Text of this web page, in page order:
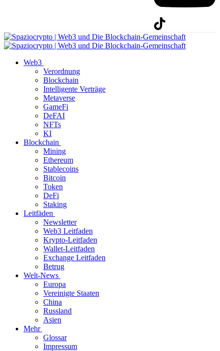
Web3
Verordnung
Blockchain
Intelligente Verträge
Metaverse
GameFi
DeFAI
NFTs
KI
Blockchain
Mining
Ethereum
Stablecoins
Bitcoin
Token
DeFi
Staking
Leitfäden
Newsletter
Web3 Leitfaden
Krypto-Leitfaden
Wallet-Leitfaden
Exchange Leitfaden
Betrug
Welt-News
Europa
Vereinigte Staaten
China
Russland
Asien
Mehr
Glossar
Impressum